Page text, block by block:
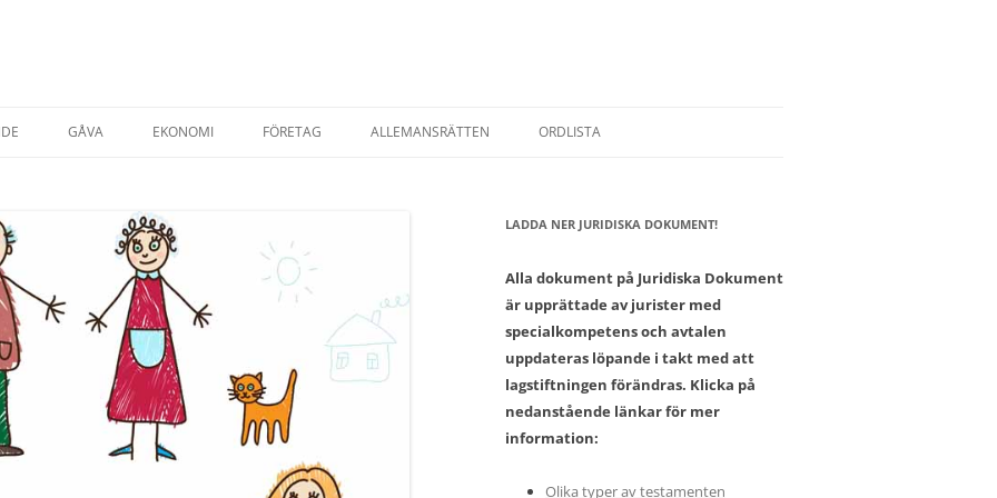
EGENDOM
AV BOSTAD
GÅVA EKONOMI
FÖRSÄKRINGAR
SKATTER SKATT PRIVATPERSONER
FÖRETAG ALLEMANSRÄTTEN ORDLISTA
LADDA NER JURIDISKA DOKUMENT!
Alla dokument på Juridiska Dokument
är upprättade av jurister med
specialkompetens och avtalen
uppdateras löpande i takt med att
lagstiftningen förändras. Klicka på
nedanstående länkar för mer
information:
Olika typer av testamenten